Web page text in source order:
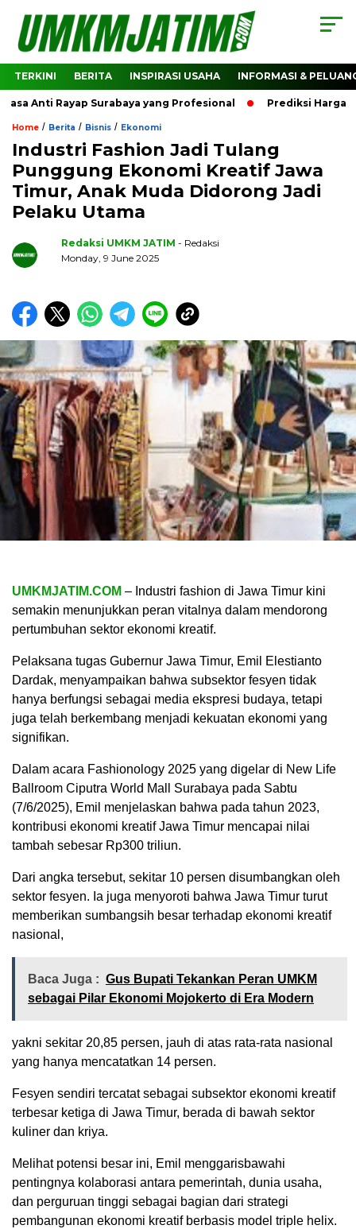
TERKINI BERITA INSPIRASI USAHA INFORMASI &
Anti Rayap Surabaya yang Profesional Prediksi Harga
Home / Berita / Bisnis / Ekonomi
Industri Fashion Jadi Tulang
Punggung Ekonomi Kreatif Jawa
Timur, Anak Muda Didorong Jadi
Pelaku Utama
Redaksi UMKM JATIM - Redaksi
Monday, 9 June 2025
UMKMJATIM.COM – Industri fashion di Jawa Timur kini
semakin menunjukkan peran vitalnya dalam mendorong
pertumbuhan sektor ekonomi kreatif.
Pelaksana tugas Gubernur Jawa Timur, Emil Elestianto
Dardak, menyampaikan bahwa subsektor fesyen tidak
hanya berfungsi sebagai media ekspresi budaya, tetapi
juga telah berkembang menjadi kekuatan ekonomi yang
signifikan.
Dalam acara Fashionology 2025 yang digelar di New Life
Ballroom Ciputra World Mall Surabaya pada Sabtu
(7/6/2025), Emil menjelaskan bahwa pada tahun 2023,
kontribusi ekonomi kreatif Jawa Timur mencapai nilai
tambah sebesar Rp300 triliun.
Dari angka tersebut, sekitar 10 persen disumbangkan oleh
sektor fesyen. Ia juga menyoroti bahwa Jawa Timur turut
memberikan sumbangsih besar terhadap ekonomi kreatif
nasional,
Baca Juga : Gus Bupati Tekankan Peran UMKM
sebagai Pilar Ekonomi Mojokerto di Era Modern
yakni sekitar 20,85 persen, jauh di atas rata-rata nasional
yang hanya mencatatkan 14 persen.
Fesyen sendiri tercatat sebagai subsektor ekonomi kreatif
terbesar ketiga di Jawa Timur, berada di bawah sektor
kuliner dan kriya.
Melihat potensi besar ini, Emil menggarisbawahi
pentingnya kolaborasi antara pemerintah, dunia usaha,
dan perguruan tinggi sebagai bagian dari strategi
pembangunan ekonomi kreatif berbasis model triple helix.